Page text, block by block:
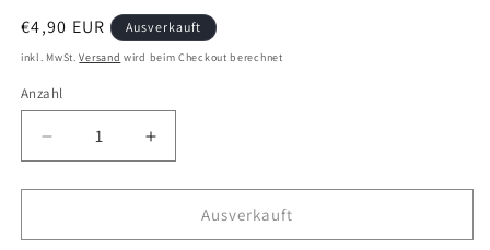
Normaler
Preis
€4,90 EUR Ausverkauft
inkl. MwSt.Versand wird beim Checkout berechnet
Anzahl
Verringere
die
Menge
STICKER
Erhöhe
die
Menge
STICKER
Ausverkauft